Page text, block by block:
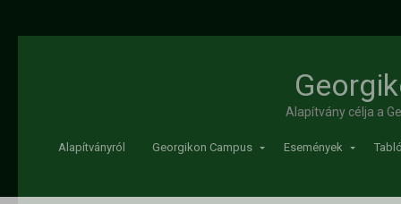
Alapítvány célja a
Alapítványról Georgikon Campus Események